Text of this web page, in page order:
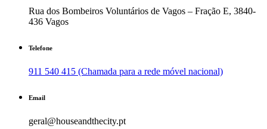
Rua dos Bombeiros Voluntários de Vagos – Fração E, 3840-
436 Vagos
Telefone
911 540 415 (Chamada para a rede móvel nacional)
Email
geral@houseandthecity.pt